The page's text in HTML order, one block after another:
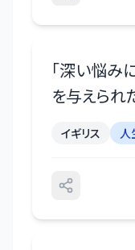
「深い悩み
を与えられ
イギリス 人